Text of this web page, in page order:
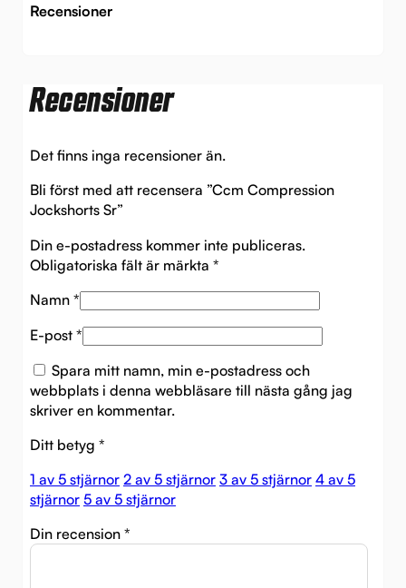
Recensioner
Recensioner
Det finns inga recensioner än.
Bli först med att recensera ”Ccm Compression
Jockshorts Sr”
Din e-postadress kommer inte publiceras.
Obligatoriska fält är märkta *
Namn *
E-post *
Spara mitt namn, min e-postadress och
webbplats i denna webbläsare till nästa gång jag
skriver en kommentar.
Ditt betyg *
1 av 5 stjärnor 2 av 5 stjärnor 3 av 5 stjärnor 4 av 5
stjärnor 5 av 5 stjärnor
Din recension *